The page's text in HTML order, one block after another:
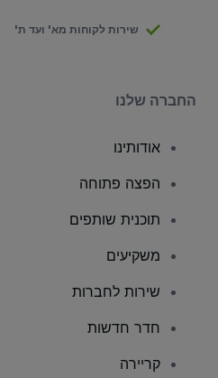
שירות לקוחות מא' ועד ת'
החברה שלנו
אודותינו
הפצה פתוחה
תוכנית שותפים
משקיעים
שירות לחברות
חדר חדשות
קריירה